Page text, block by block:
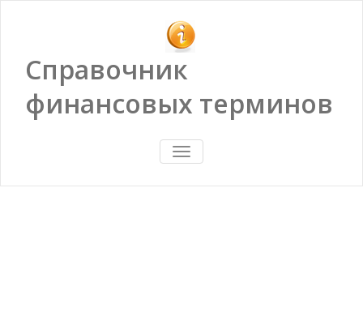
Справочник
финансовых терминов
ПОКАЗАТЬ/
СКРЫТЬ